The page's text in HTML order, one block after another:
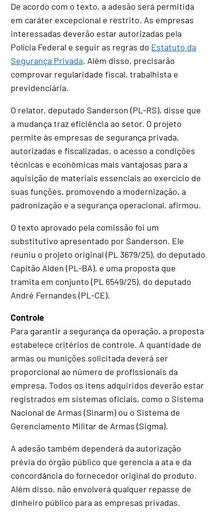
De acordo com o texto, a adesão será permitida
em caráter excepcional e restrito. As empresas
interessadas deverão estar autorizadas pela
Polícia Federal e seguir as regras do Estatuto da
Segurança Privada. Além disso, precisarão
comprovar regularidade fiscal, trabalhista e
previdenciária.
O relator, deputado Sanderson (PL-RS), disse que
a mudança traz eficiência ao setor. O projeto
permite às empresas de segurança privada,
autorizadas e fiscalizadas, o acesso a condições
técnicas e econômicas mais vantajosas para a
aquisição de materiais essenciais ao exercício de
suas funções, promovendo a modernização, a
padronização e a segurança operacional, afirmou.
O texto aprovado pela comissão foi um
substitutivo apresentado por Sanderson. Ele
reuniu o projeto original (PL 3679/25), do deputado
Capitão Alden (PL-BA), e uma proposta que
tramita em conjunto (PL 6549/25), do deputado
André Fernandes (PL-CE).
Controle
Para garantir a segurança da operação, a proposta
estabelece critérios de controle. A quantidade de
armas ou munições solicitada deverá ser
proporcional ao número de profissionais da
empresa. Todos os itens adquiridos deverão estar
registrados em sistemas oficiais, como o Sistema
Nacional de Armas (Sinarm) ou o Sistema de
Gerenciamento Militar de Armas (Sigma).
A adesão também dependerá da autorização
prévia do órgão público que gerencia a ata e da
concordância do fornecedor original do produto.
Além disso, não envolverá qualquer repasse de
dinheiro público para as empresas privadas.